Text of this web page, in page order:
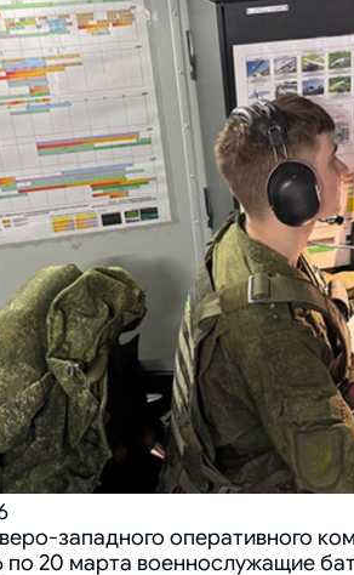
западного оперативного
по 20 марта военнослужащие